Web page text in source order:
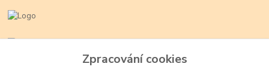
+420 774 719 784
Zpracování cookies